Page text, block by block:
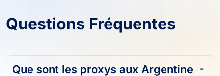
Questions Fréquentes
Que sont les proxys aux Argentine